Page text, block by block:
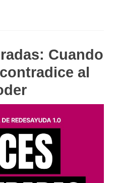
Cuando
al